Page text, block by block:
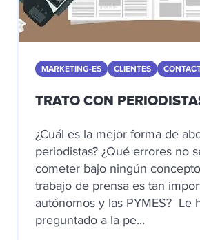
MARKETING-ES CLIENTES
TRATO CON
¿Cuál es la mejor forma de
periodistas? ¿Qué errores no
cometer bajo ningún
trabajo de prensa es tan
autónomos y las PYMES? Le
preguntado a la pe...